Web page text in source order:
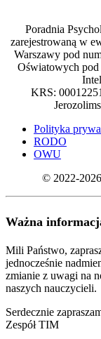
Poradnia
zarejestrowaną w
Warszawy pod
Oświatowych pod
KRS:
Polityka
RODO
OWU
© 2022-
Ważna
Mili Państwo,
jednocześnie
zmianie z uwagi na
naszych nauczycieli.
Serdecznie
Zespół TIM